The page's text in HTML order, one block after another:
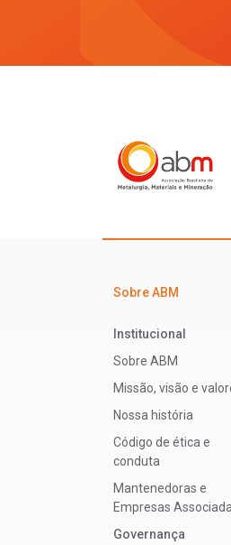
Sobre ABM
Institucional
Sobre ABM
Missão, visão e
Nossa história
Código de ética e
conduta
Mantenedoras e
Empresas
Governança